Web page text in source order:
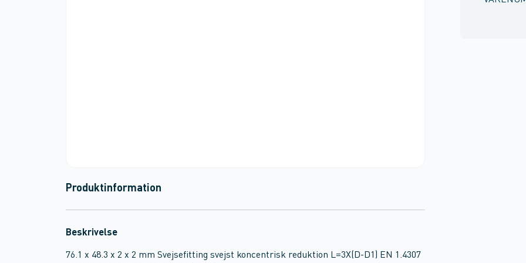
Produktinformation
Beskrivelse
76.1 x 48.3 x 2 x 2 mm Svejsefitting svejst koncentrisk reduktion L=3X(D-D1) EN 1.4307